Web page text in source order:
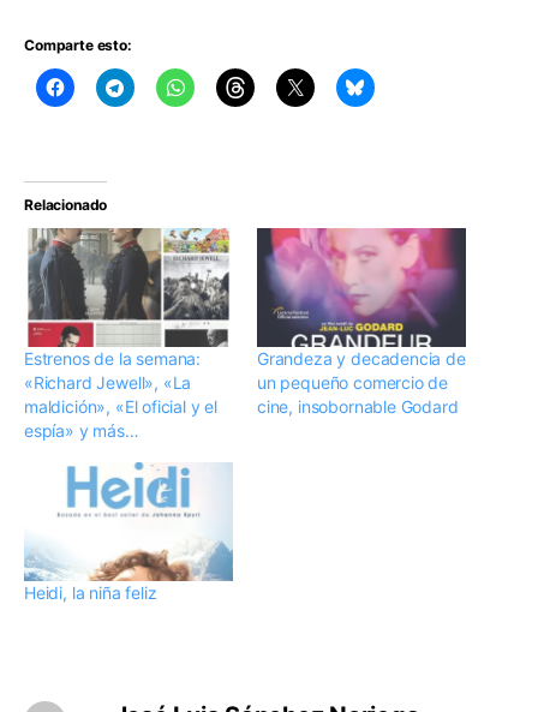
Comparte esto:
Relacionado
Estrenos de la semana:
«Richard Jewell», «La
maldición», «El oficial y el
espía» y más…
Grandeza y decadencia de
un pequeño comercio de
cine, insobornable Godard
Heidi, la niña feliz